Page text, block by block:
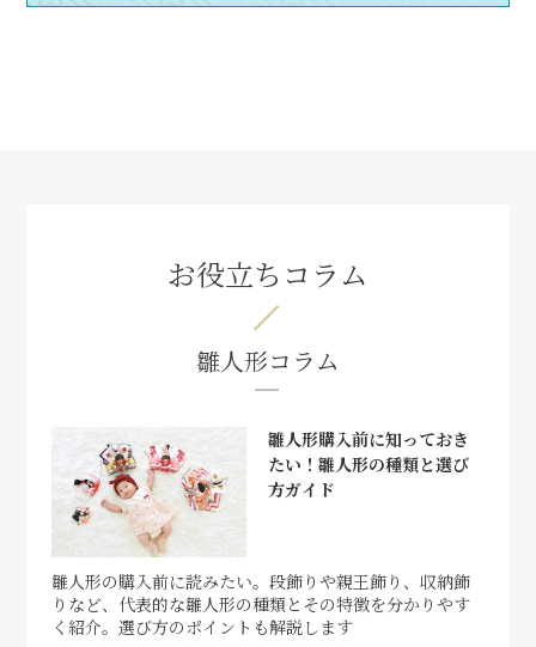
お役立ちコラム
雛人形コラム
雛人形購入前に知っておき
たい！雛人形の種類と選び
方ガイド
雛人形の購入前に読みたい。段飾りや親王飾り、収納飾
りなど、代表的な雛人形の種類とその特徴を分かりやす
く紹介。選び方のポイントも解説します